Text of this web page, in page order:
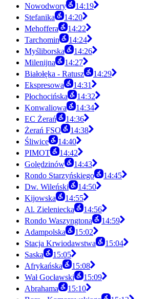
Nowodwory
14:19
Stefanika
14:20
Mehoffera
14:22
Tarchomin
14:24
Myśliborska
14:26
Milenijna
14:27
Białołęka - Ratusz
14:29
Ekspresowa
14:31
Płochocińska
14:32
Konwaliowa
14:34
EC Żerań
14:36
Żerań FSO
14:38
Śliwice
14:40
PIMOT
14:42
Golędzinów
14:43
Rondo Starzyńskiego
14:45
Dw. Wileński
14:50
Kijowska
14:55
Al. Zieleniecka
14:56
Rondo Waszyngtona
14:59
Adampolska
15:02
Stacja Krwiodawstwa
15:04
Saska
15:05
Afrykańska
15:08
Wał Gocławski
15:09
Abrahama
15:10